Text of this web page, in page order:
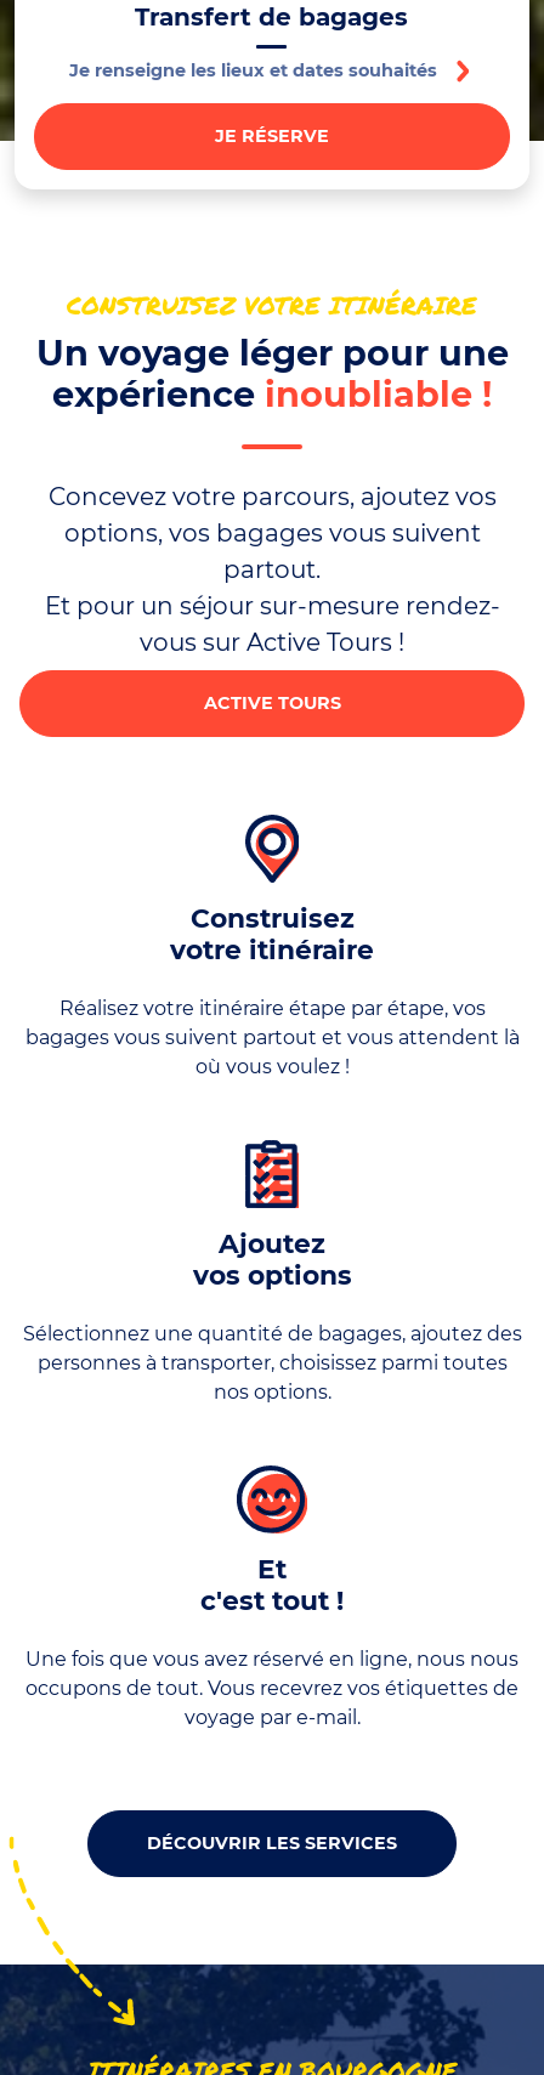
Transfert de bagages
Je renseigne les lieux et dates souhaités
JE RÉSERVE
CONSTRUISEZ VOTRE ITINÉRAIRE
Un voyage léger pour une
expérience inoubliable !
Concevez votre parcours, ajoutez vos
options, vos bagages vous suivent
partout.
Et pour un séjour sur-mesure rendez-
vous sur Active Tours !
ACTIVE TOURS
Construisez
votre itinéraire
Réalisez votre itinéraire étape par étape, vos
bagages vous suivent partout et vous attendent là
où vous voulez !
Ajoutez
vos options
Sélectionnez une quantité de bagages, ajoutez des
personnes à transporter, choisissez parmi toutes
nos options.
Et
c'est tout !
Une fois que vous avez réservé en ligne, nous nous
occupons de tout. Vous recevrez vos étiquettes de
voyage par e-mail.
DÉCOUVRIR LES SERVICES